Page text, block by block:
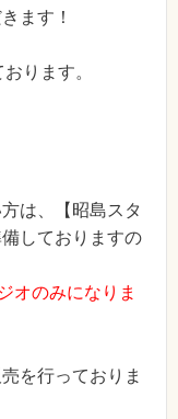
ます！
ります。
は、【昭島スタ
しておりますの
オのみになりま
を行っておりま